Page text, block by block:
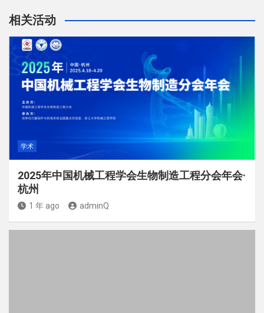
相关活动
学术
2025年中国机械工程学会生物制造工程分会年会·
杭州
1 年 ago adminQ